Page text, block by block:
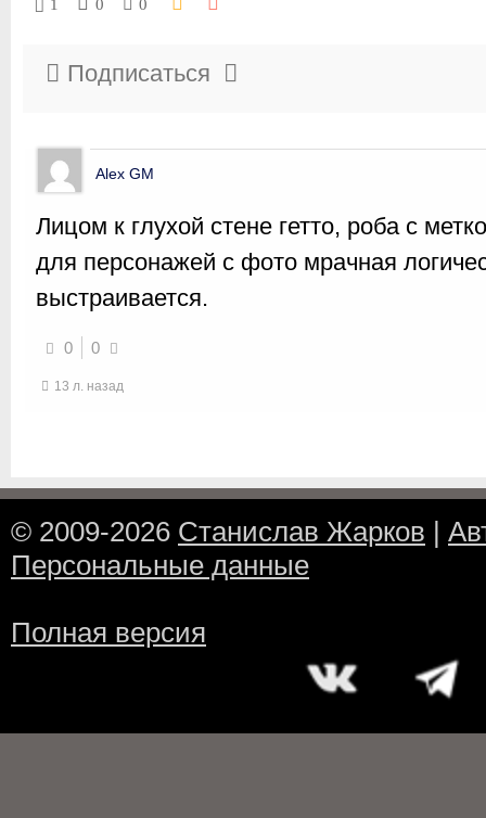
1 0 0
Подписаться
Alex GM
Лицом к глухой стене гетто, роба с
для персонажей с фото мрачная
выстраивается.
0 0
13 л. назад
© 2009-2026 Станислав Жарков |
Персональные данные
Полная версия